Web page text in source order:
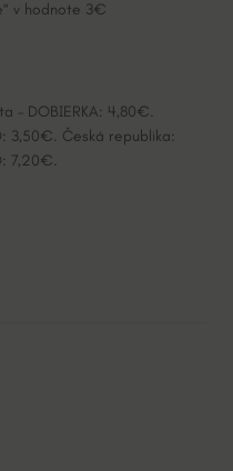
v hodnote 3€
– DOBIERKA: 4,80€.
3,50€. Česká republika:
7,20€.